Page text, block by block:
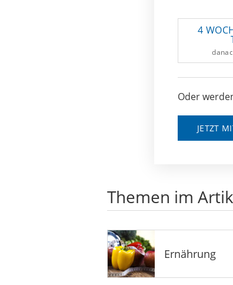
4
Oder
JETZT
Themen im
Ernährung